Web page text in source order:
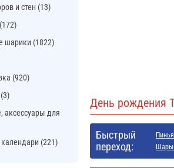
и стен (13)
шарики (1822)
(920)
аксессуары для
(221)
День рождения
Быстрый
переход:
Шары